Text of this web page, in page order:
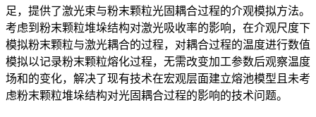
足，提供了激光束与粉末颗粒光固耦合过程的介观模拟方法。
考虑到粉末颗粒堆垛结构对激光吸收率的影响，在介观尺度下
模拟粉末颗粒与激光耦合的过程，对耦合过程的温度进行数值
模拟以记录粉末颗粒熔化过程，无需改变加工参数后观察温度
场和的变化，解决了现有技术在宏观层面建立熔池模型且未考
虑粉末颗粒堆垛结构对光固耦合过程的影响的技术问题。